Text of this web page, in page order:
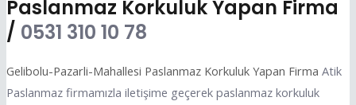
Paslanmaz Korkuluk Yapan Firma
/ 0531 310 10 78
Gelibolu-Pazarli-Mahallesi Paslanmaz Korkuluk Yapan Firma Atik
Paslanmaz firmamızla iletişime geçerek paslanmaz korkuluk